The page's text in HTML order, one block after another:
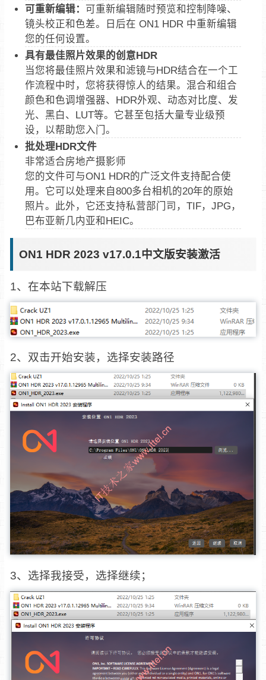
可重新编辑：
可重新编辑随时预览和控制降噪、
镜头校正和色差。日后在 ON1 HDR 中重新编辑
您的任何设置。
具有最佳照片效果的创意HDR
当您将最佳照片效果和滤镜与HDR结合在一个工
作流程中时，您将获得惊人的结果。混合和组合
颜色和色调增强器、HDR外观、动态对比度、发
光、黑白、LUT等。它甚至包括大量专业级预
设，以帮助您入门。
批处理HDR文件
非常适合房地产摄影师
您的文件可与ON1 HDR的广泛文件支持配合使
用。它可以处理来自800多台相机的20年的原始
照片。此外，它还支持私营部门司，TIF，JPG，
巴布亚新几内亚和HEIC。
ON1 HDR 2023 v17.0.1中文版安装激活
1、在本站下载解压
2、双击开始安装，选择安装路径
3、选择我接受，选择继续；